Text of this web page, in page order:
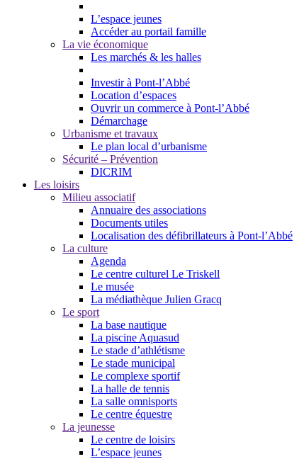
L’espace jeunes
Accéder au portail famille
La vie économique
Les marchés & les halles
Investir à Pont-l’Abbé
Location d’espaces
Ouvrir un commerce à Pont-l’Abbé
Démarchage
Urbanisme et travaux
Le plan local d’urbanisme
Sécurité – Prévention
DICRIM
Les loisirs
Milieu associatif
Annuaire des associations
Documents utiles
Localisation des défibrillateurs à Pont-l’Abbé
La culture
Agenda
Le centre culturel Le Triskell
Le musée
La médiathèque Julien Gracq
Le sport
La base nautique
La piscine Aquasud
Le stade d’athlétisme
Le stade municipal
Le complexe sportif
La halle de tennis
La salle omnisports
Le centre équestre
La jeunesse
Le centre de loisirs
L’espace jeunes